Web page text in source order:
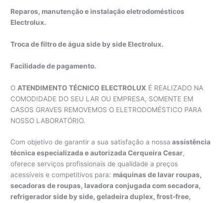
Reparos, manutenção e instalação eletrodomésticos
Electrolux.
Troca de filtro de água side by side Electrolux.
Facilidade de pagamento.
O ATENDIMENTO TÉCNICO ELECTROLUX É REALIZADO NA
COMODIDADE DO SEU LAR OU EMPRESA, SOMENTE EM
CASOS GRAVES REMOVEMOS O ELETRODOMÉSTICO PARA
NOSSO LABORATÓRIO.
Com objetivo de garantir a sua satisfação a nossa assistência
técnica especializada e autorizada Cerqueira Cesar,
oferece serviços profissionais de qualidade a preços
acessíveis e competitivos para: máquinas de lavar roupas,
secadoras de roupas, lavadora conjugada com secadora,
refrigerador side by side, geladeira duplex, frost-free,